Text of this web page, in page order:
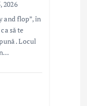
2026
and flop”, în
să te
. Locul